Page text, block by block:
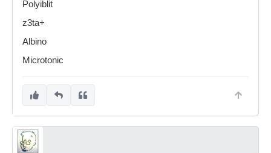
Polyiblit
z3ta+
Albino
Microtonic